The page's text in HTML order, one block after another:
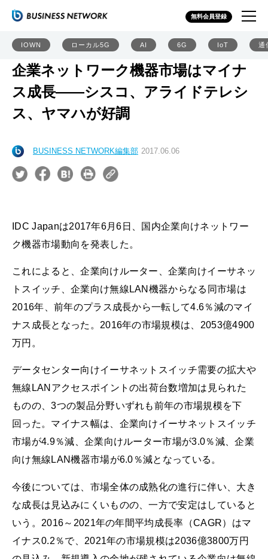
無料会員登録
IOWN ローカル5G AI 6G IoT 通
企業ネットワーク機器市場はマイナ
ス成長――シスコ、アライドテレシ
ス、ヤマハが好調
BUSINESS NETWORK編集部 2017.06.06
IDC Japanは2017年6月6日、国内企業向けネットワー
ク機器市場動向を発表した。
これによると、企業向けルーター、企業向けイーサネッ
トスイッチ、企業向け無線LAN機器からなる同市場は
2016年、前年のプラス成長から一転して4.6％減のマイ
ナス成長となった。2016年の市場規模は、2053億4900
万円。
データセンター向けイーサネットスイッチ需要の拡大や
無線LANアクセスポイントの出荷台数増加は見られた
ものの、3つの製品分野いずれも前年の市場規模を下
回った。マイナス幅は、企業向けイーサネットスイッチ
市場が4.9％減、企業向けルーター市場が3.0％減、企業
向け無線LAN機器市場が6.0％減となっている。
今後については、市場全体の成熟化の進行に伴い、大き
な成長は見込みにくいものの、一方で安定はしていると
いう。2016～2021年の年間平均成長率（CAGR）はマ
イナス0.2％で、2021年の市場規模は2036億3800万円